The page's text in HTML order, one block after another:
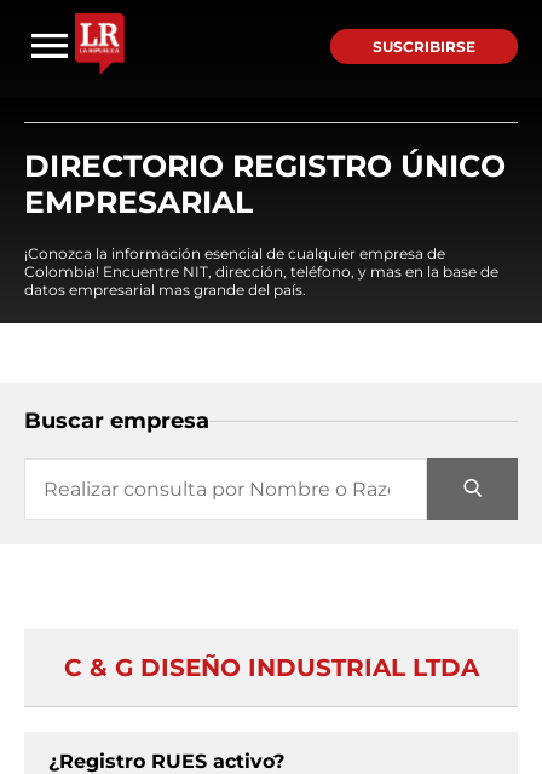
SUSCRIBIRSE
DIRECTORIO REGISTRO ÚNICO
EMPRESARIAL
¡Conozca la información esencial de cualquier empresa de
Colombia! Encuentre NIT, dirección, teléfono, y mas en la base de
datos empresarial mas grande del país.
Buscar empresa
C & G DISEÑO INDUSTRIAL LTDA
¿Registro RUES activo?